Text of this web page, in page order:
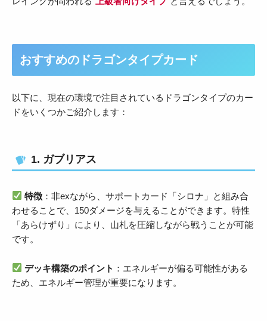
おすすめのドラゴンタイプカード
以下に、現在の環境で注目されているドラゴンタイプのカー
ドをいくつかご紹介します：
1. ガブリアス
特徴 ：非exながら、サポートカード「シロナ」と組み合
わせることで、150ダメージを与えることができます。特性
「あらけずり」により、山札を圧縮しながら戦うことが可能
です。
デッキ構築のポイント ：エネルギーが偏る可能性がある
ため、エネルギー管理が重要になります。